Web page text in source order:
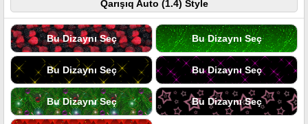
Qarışıq Auto (1.4) Style
Bu Dizaynı Seç Bu Dizaynı Seç
Bu Dizaynı Seç Bu Dizaynı Seç
Bu Dizaynı Seç Bu Dizaynı Seç